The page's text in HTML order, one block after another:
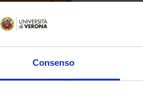
Consenso